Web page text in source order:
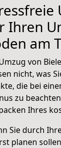
Ihren
am
von
nicht, was
die bei
zu
Ihres
Sie durch
planen